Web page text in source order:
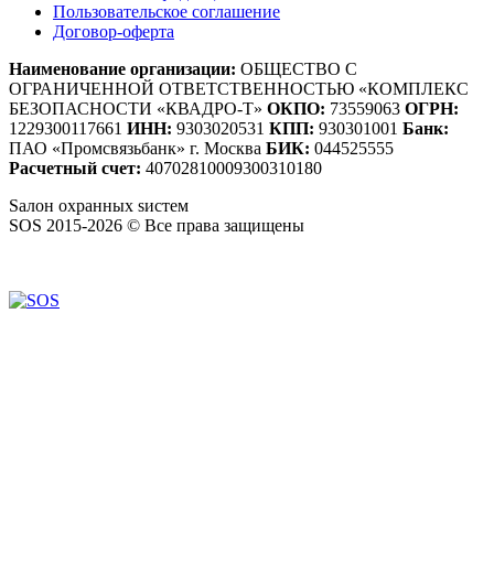
Пользовательское соглашение
Договор-оферта
Наименование организации: ОБЩЕСТВО С
ОГРАНИЧЕННОЙ ОТВЕТСТВЕННОСТЬЮ «КОМПЛЕКС
БЕЗОПАСНОСТИ «КВАДРО-Т» ОКПО: 73559063 ОГРН:
1229300117661 ИНН: 9303020531 КПП: 930301001 Банк:
ПАО «Промсвязьбанк» г. Москва БИК: 044525555
Расчетный счет: 40702810009300310180
Sалон охранных sистем
SOS 2015-2026 © Все права защищены